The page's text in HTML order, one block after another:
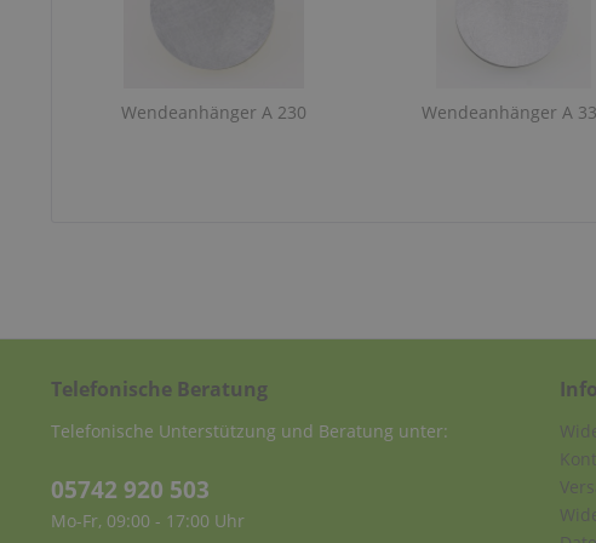
Wendeanhänger A 230 Wendeanhänger A
Telefonische Beratung
Telefonische Unterstützung und Beratung unter:
05742 920 503
Mo-Fr, 09:00 - 17:00 Uhr